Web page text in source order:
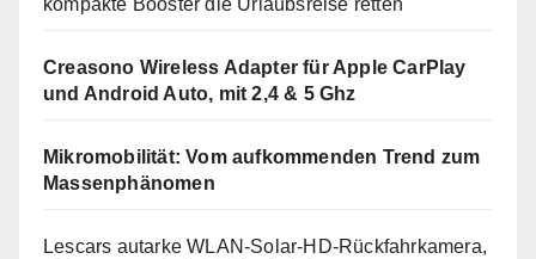
kompakte Booster die Urlaubsreise retten
Creasono Wireless Adapter für Apple CarPlay
und Android Auto, mit 2,4 & 5 Ghz
Mikromobilität: Vom aufkommenden Trend zum
Massenphänomen
Lescars autarke WLAN-Solar-HD-Rückfahrkamera,